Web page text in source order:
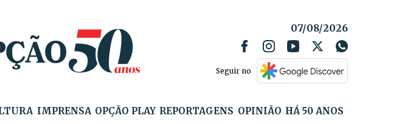
07/08/2026
Seguir no
IMPRENSA OPÇÃO PLAY REPORTAGENS OPINIÃO HÁ 50 ANOS